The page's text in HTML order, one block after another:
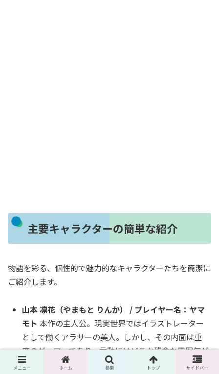
主要キャラクターの簡単な紹介
物語を彩る、個性的で魅力的なキャラクターたちを簡潔に
ご紹介します。
山本 凛花（やまもと りんか） / プレイヤー名：ヤマ
モト 本作の主人公。現実世界ではイラストレーター
として働くアラサーの美人。しかし、その内面は重
度のゲーマーであり、言動にはどこか残念な雰囲気が
漂う 。デスゲームを長期休暇と割り切り、生産職で
メニュー ホーム 検索 トップ サイドバー